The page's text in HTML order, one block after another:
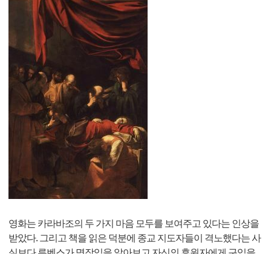
영화는 카라바조의 두 가지 마음 모두를 보여주고 있다는 인상을
받았다. 그리고 책을 읽은 덕분에 종교 지도자들이 격노했다는 사